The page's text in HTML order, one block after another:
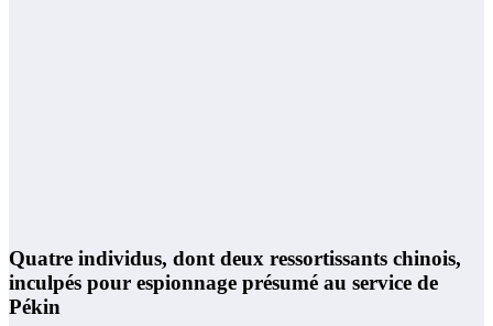
Quatre individus, dont deux ressortissants chinois,
inculpés pour espionnage présumé au service de
Pékin